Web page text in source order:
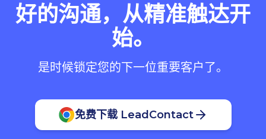
好的沟通，从精准触达开
始。
是时候锁定您的下一位重要客户了。
免费下载 LeadContact